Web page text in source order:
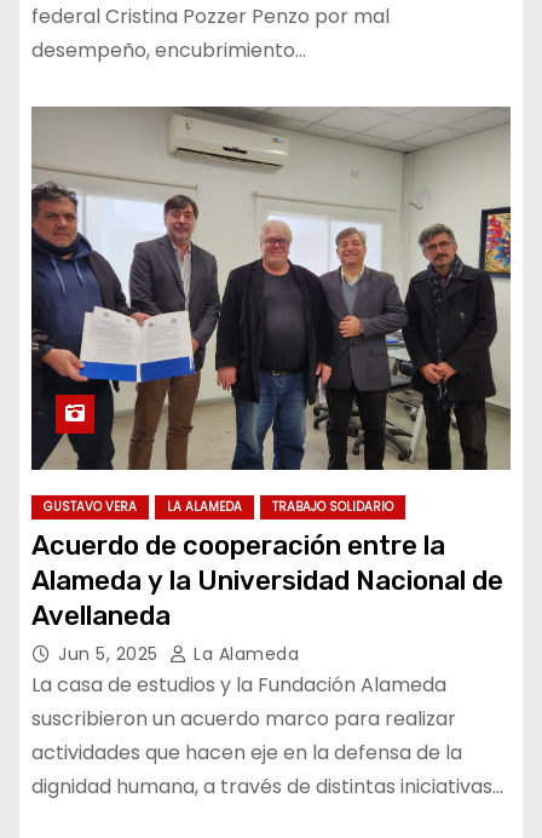
federal Cristina Pozzer Penzo por mal
desempeño, encubrimiento…
GUSTAVO VERA LA ALAMEDA TRABAJO SOLIDARIO
Acuerdo de cooperación entre la
Alameda y la Universidad Nacional de
Avellaneda
Jun 5, 2025 La Alameda
La casa de estudios y la Fundación Alameda
suscribieron un acuerdo marco para realizar
actividades que hacen eje en la defensa de la
dignidad humana, a través de distintas iniciativas…